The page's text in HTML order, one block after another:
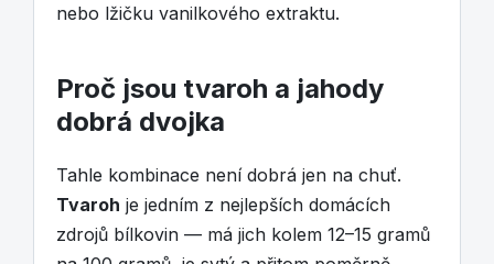
nebo lžičku vanilkového extraktu.
Proč jsou tvaroh a jahody
dobrá dvojka
Tahle kombinace není dobrá jen na chuť.
Tvaroh je jedním z nejlepších domácích
zdrojů bílkovin — má jich kolem 12–15 gramů